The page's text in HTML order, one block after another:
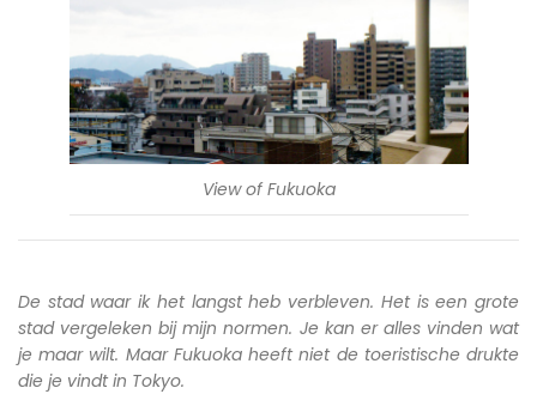
View of Fukuoka
De stad waar ik het langst heb verbleven. Het is een grote
stad vergeleken bij mijn normen. Je kan er alles vinden wat
je maar wilt. Maar Fukuoka heeft niet de toeristische drukte
die je vindt in Tokyo.